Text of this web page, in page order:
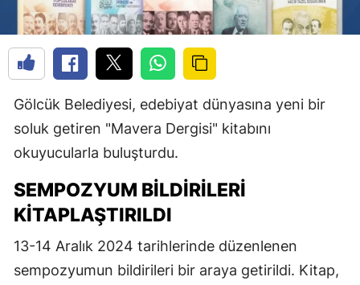
Gölcük Belediyesi, edebiyat dünyasına yeni bir
soluk getiren "Mavera Dergisi" kitabını
okuyucularla buluşturdu.
SEMPOZYUM BILDIRILERI
KITAPLAŞTIRILDI
13-14 Aralık 2024 tarihlerinde düzenlenen
sempozyumun bildirileri bir araya getirildi. Kitap,